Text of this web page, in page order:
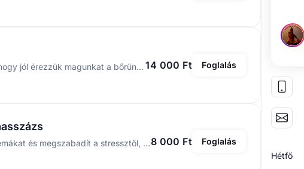
A testi, lelki harmóniához tartozik testünk elfogadása, hogy jól érezzük magunkat a bőrünkben. Kortól, testalkattól függetlenül, életmódunk vagy hajlamaink miatt sokunkon megjelenik a nem kívánt Cellulit, más néven narancsbőr. A narancsbőr kialakulásának fő oka a zsírszövet szabálytalan betüremkedése a bőr irha rétegébe, ami masszázzsal, masszázskúrával hatékonyan csökkenthető vagy megszüntethető annak mértékétől. A masszázs során a problémás területet gyógynövény porokkal és olajokkal kezeljük. Ajánlott kezelés 8-10 alkalom egyéntől függően. 14 000 Ft Foglalás
Segít megszüntetni a fejfájást, gyógyítja a nyaki problémákat és megszabadít a stressztől, ezzel elősegíti a nyugodt, mély alvást.8 000 Ft Foglalás
Hétfő